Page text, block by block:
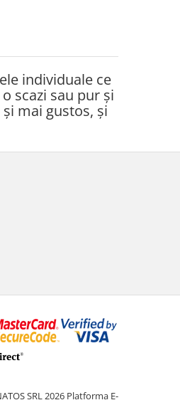
individuale ce
scazi sau pur și
mai gustos, și
SRL 2026 Platforma E-